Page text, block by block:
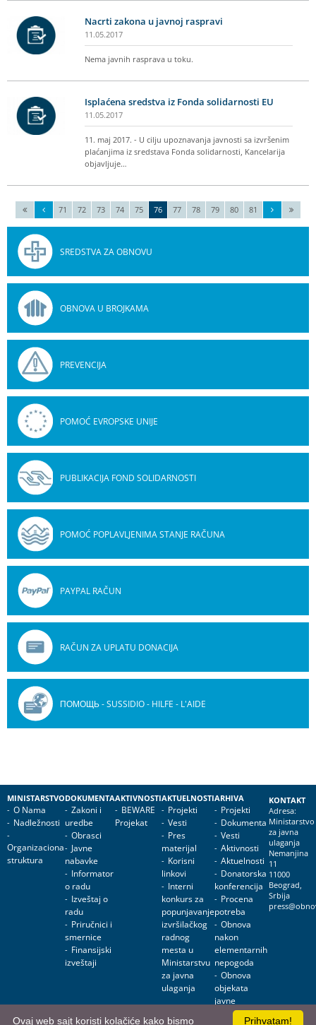
Nacrti zakona u javnoj raspravi
11.05.2017
Nema javnih rasprava u toku.
Isplaćena sredstva iz Fonda solidarnosti EU
11.05.2017
11. maj 2017. - U cilju upoznavanja javnosti sa izvršenim
plaćanjima iz sredstava Fonda solidarnosti, Kancelarija
objavljuje…
71 72 73 74 75 76 77 78 79 80 81
SREDSTVA ZA OBNOVU
OBNOVA U BROJKAMA
PREVENCIJA
POMOĆ EVROPSKE UNIJE
PUBLIKACIJA FOND SOLIDARNOSTI
POMOĆ POPLAVLJENIMA STANJE RAČUNA
PAYPAL RAČUN
RAČUN ZA UPLATU DONACIJA
ПОМОЩЬ - SUSSIDIO - HILFE - L'AIDE
MINISTARSTVO
O Nama
Nadležnosti
Organizaciona
struktura
DOKUMENTA
Zakoni i
uredbe
Obrasci
Javne
nabavke
Informator
o radu
Izveštaj o
radu
Priručnici i
smernice
Finansijski
izveštaji
AKTIVNOSTI
BEWARE
Projekat
AKTUELNOSTI
Projekti
Vesti
Pres
materijal
Korisni
linkovi
Interni
konkurs za
popunjavanje
izvršilačkog
radnog
mesta u
Ministarstvu
za javna
ulaganja
ARHIVA
Projekti
Dokumenta
Vesti
Aktivnosti
Aktuelnosti
Donatorska
konferencija
Procena
potreba
Obnova
nakon
elementarnih
nepogoda
Obnova
objekata
javne
namene
KONTAKT
Adresa:
Ministarstvo
za javna
ulaganja
Nemanjina
11
11000
Beograd,
Srbija
Prihvatam!
Ovaj web sajt koristi kolačiće kako bismo